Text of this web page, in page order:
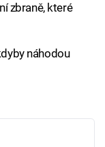
zbraně, které
náhodou